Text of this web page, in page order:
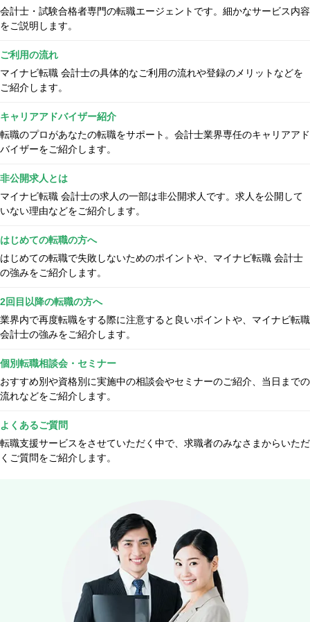
会計士・試験合格者専門の転職エージェントです。細かなサービス内容
をご説明します。
ご利用の流れ
マイナビ転職 会計士の具体的なご利用の流れや登録のメリットなどを
ご紹介します。
キャリアアドバイザー紹介
転職のプロがあなたの転職をサポート。会計士業界専任のキャリアアド
バイザーをご紹介します。
非公開求人とは
マイナビ転職 会計士の求人の一部は非公開求人です。求人を公開して
いない理由などをご紹介します。
はじめての転職の方へ
はじめての転職で失敗しないためのポイントや、マイナビ転職 会計士
の強みをご紹介します。
2回目以降の転職の方へ
業界内で再度転職をする際に注意すると良いポイントや、マイナビ転職
会計士の強みをご紹介します。
個別転職相談会・セミナー
おすすめ別や資格別に実施中の相談会やセミナーのご紹介、当日までの
流れなどをご紹介します。
よくあるご質問
転職支援サービスをさせていただく中で、求職者のみなさまからいただ
くご質問をご紹介します。